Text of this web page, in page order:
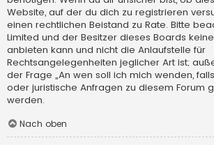
Website, auf der du dich zu registrieren
einen rechtlichen Beistand zu Rate. Bitte
Limited und der Besitzer dieses Boards
anbieten kann und nicht die Anlaufstelle für
Rechtsangelegenheiten jeglicher Art ist;
der Frage „An wen soll ich mich wenden,
oder juristische Anfragen zu diesem Forum
werden.
Nach oben